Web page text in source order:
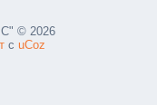
© 2026
с uCoz